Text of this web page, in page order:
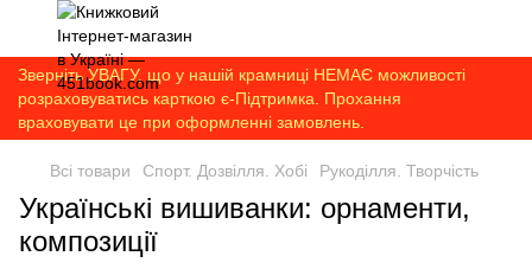
Зверніть УВАГУ, що у нашій крамниці НЕМАЄ можливості
розраховуватись карткою є-Підтримка. Прохання
враховувати це при оформленні замовлень.
Всі товари Спорт. Дозвілля. Хобі Рукоділля. Творчість
Українські вишиванки: орнаменти,
композиції